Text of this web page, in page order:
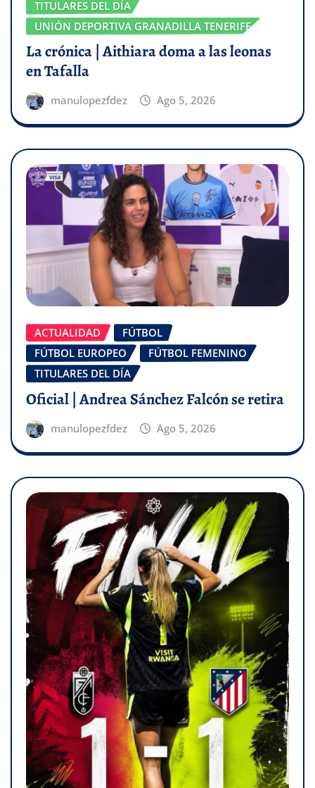
TITULARES DEL DÍA
UNIÓN DEPORTIVA GRANADILLA TENERIFE
La crónica | Aithiara doma a las leonas
en Tafalla
manulopezfdez Ago 5, 2026
ACTUALIDAD
FÚTBOL
FÚTBOL EUROPEO
FÚTBOL FEMENINO
TITULARES DEL DÍA
Oficial | Andrea Sánchez Falcón se retira
manulopezfdez Ago 5, 2026